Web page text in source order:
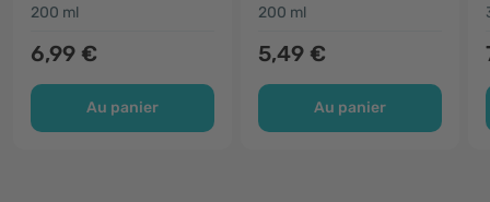
200 ml
6,99 €
Au panier
200 ml
5,49 €
Au panier